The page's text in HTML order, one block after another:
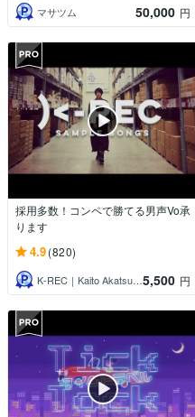
マサツム
50,000 円
採用多数！コンペで勝てる男声Vo承
ります
4.9(820)
K‐REC｜Kaito Akatsuka 5,500 円